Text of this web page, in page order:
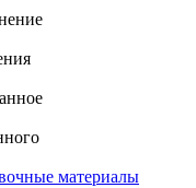
материалы